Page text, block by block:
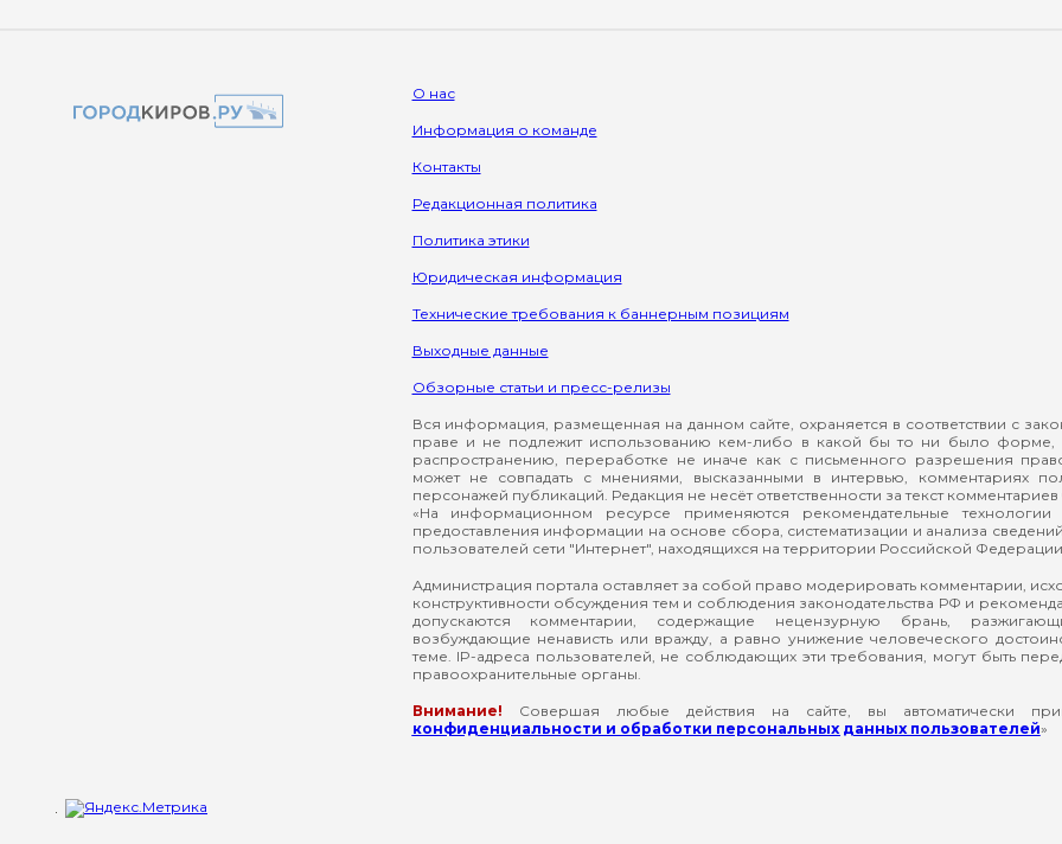
О нас
Информация о команде
Контакты
Редакционная политика
Политика этики
Юридическая информация
Технические требования к баннерным позициям
Выходные данные
Обзорные статьи и пресс-релизы
Вся информация, размещенная на данном сайте, охраняется в соответствии с
праве и не подлежит использованию кем-либо в какой бы то ни было форме,
распространению, переработке не иначе как с письменного разрешения
может не совпадать с мнениями, высказанными в интервью, комментариях
персонажей публикаций. Редакция не несёт ответственности за текст комментариев
«На информационном ресурсе применяются рекомендательные технологии
предоставления информации на основе сбора, систематизации и анализа
пользователей сети "Интернет", находящихся на территории Российской
Администрация портала оставляет за собой право модерировать комментарии,
конструктивности обсуждения тем и соблюдения законодательства РФ и
допускаются комментарии, содержащие нецензурную брань,
возбуждающие ненависть или вражду, а равно унижение человеческого
теме. IP-адреса пользователей, не соблюдающих эти требования, могут быть
правоохранительные органы.
Внимание! Совершая любые действия на сайте, вы автоматически
конфиденциальности и обработки персональных данных пользователей»